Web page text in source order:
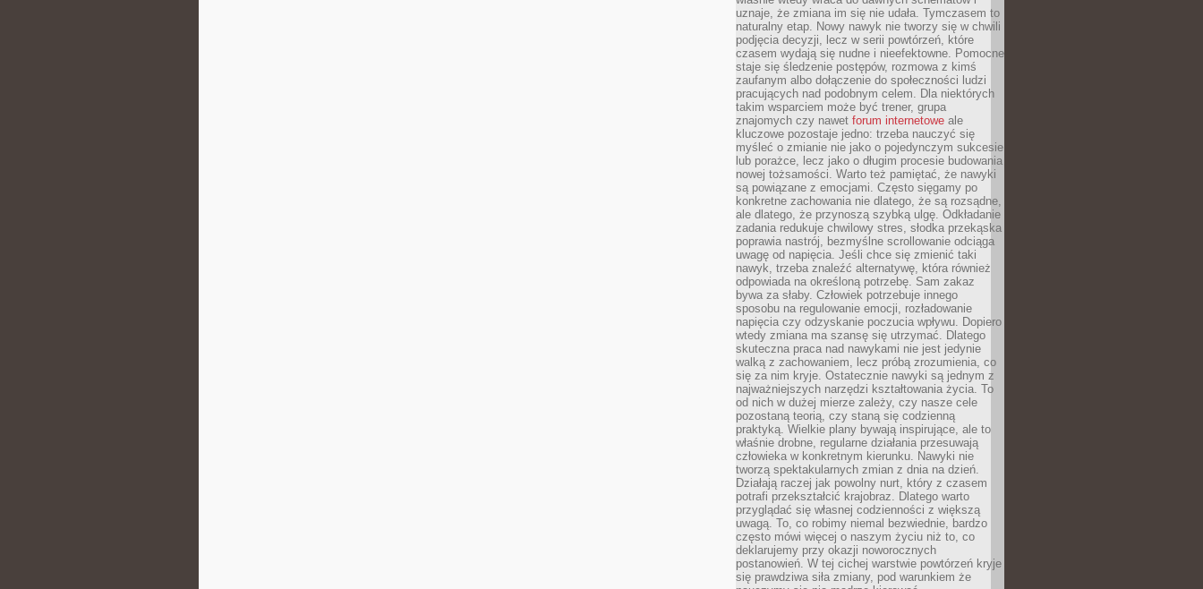
uznaje, że zmiana im się nie udała. Tymczasem to
naturalny etap. Nowy nawyk nie tworzy się w chwili
podjęcia decyzji, lecz w serii powtórzeń, które
czasem wydają się nudne i nieefektowne. Pomocne
staje się śledzenie postępów, rozmowa z kimś
zaufanym albo dołączenie do społeczności ludzi
pracujących nad podobnym celem. Dla niektórych
takim wsparciem może być trener, grupa
znajomych czy nawet forum internetowe ale
kluczowe pozostaje jedno: trzeba nauczyć się
myśleć o zmianie nie jako o pojedynczym sukcesie
lub porażce, lecz jako o długim procesie budowania
nowej tożsamości. Warto też pamiętać, że nawyki
są powiązane z emocjami. Często sięgamy po
konkretne zachowania nie dlatego, że są rozsądne,
ale dlatego, że przynoszą szybką ulgę. Odkładanie
zadania redukuje chwilowy stres, słodka przekąska
poprawia nastrój, bezmyślne scrollowanie odciąga
uwagę od napięcia. Jeśli chce się zmienić taki
nawyk, trzeba znaleźć alternatywę, która również
odpowiada na określoną potrzebę. Sam zakaz
bywa za słaby. Człowiek potrzebuje innego
sposobu na regulowanie emocji, rozładowanie
napięcia czy odzyskanie poczucia wpływu. Dopiero
wtedy zmiana ma szansę się utrzymać. Dlatego
skuteczna praca nad nawykami nie jest jedynie
walką z zachowaniem, lecz próbą zrozumienia, co
się za nim kryje. Ostatecznie nawyki są jednym z
najważniejszych narzędzi kształtowania życia. To
od nich w dużej mierze zależy, czy nasze cele
pozostaną teorią, czy staną się codzienną
praktyką. Wielkie plany bywają inspirujące, ale to
właśnie drobne, regularne działania przesuwają
człowieka w konkretnym kierunku. Nawyki nie
tworzą spektakularnych zmian z dnia na dzień.
Działają raczej jak powolny nurt, który z czasem
potrafi przekształcić krajobraz. Dlatego warto
przyglądać się własnej codzienności z większą
uwagą. To, co robimy niemal bezwiednie, bardzo
często mówi więcej o naszym życiu niż to, co
deklarujemy przy okazji noworocznych
postanowień. W tej cichej warstwie powtórzeń kryje
się prawdziwa siła zmiany, pod warunkiem że